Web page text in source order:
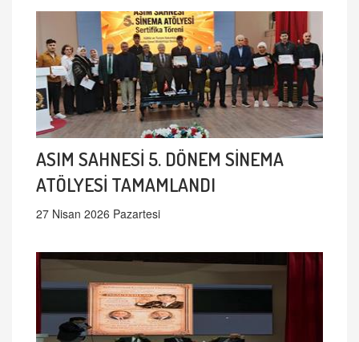
ASIM SAHNESİ 5. DÖNEM SİNEMA
ATÖLYESİ TAMAMLANDI
27 Nisan 2026 Pazartesi